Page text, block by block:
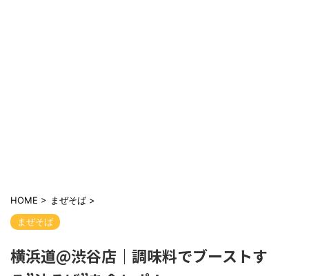
HOME > まぜそば >
まぜそば
横浜道@渋谷店｜調味料でブーストす